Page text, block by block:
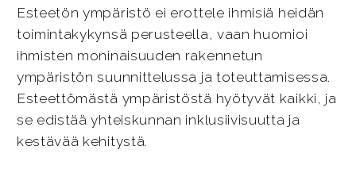
Esteetön ympäristö ei erottele ihmisiä heidän
toimintakykynsä perusteella, vaan huomioi
ihmisten moninaisuuden rakennetun
ympäristön suunnittelussa ja toteuttamisessa.
Esteettömästä ympäristöstä hyötyvät kaikki, ja
se edistää yhteiskunnan inklusiivisuutta ja
kestävää kehitystä.